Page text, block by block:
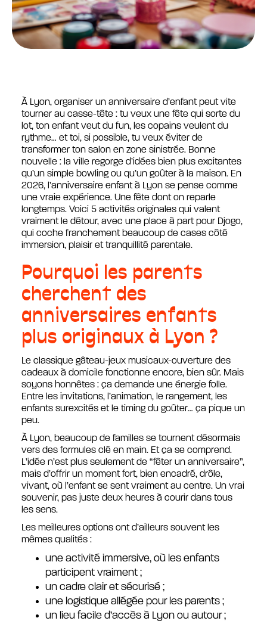
À Lyon, organiser un anniversaire d’enfant peut vite
tourner au casse-tête : tu veux une fête qui sorte du
lot, ton enfant veut du fun, les copains veulent du
rythme… et toi, si possible, tu veux éviter de
transformer ton salon en zone sinistrée. Bonne
nouvelle : la ville regorge d’idées bien plus excitantes
qu’un simple bowling ou qu’un goûter à la maison. En
2026, l’anniversaire enfant à Lyon se pense comme
une vraie expérience. Une fête dont on reparle
longtemps. Voici 5 activités originales qui valent
vraiment le détour, avec une place à part pour Djogo,
qui coche franchement beaucoup de cases côté
immersion, plaisir et tranquillité parentale.
Pourquoi les parents
cherchent des
anniversaires enfants
plus originaux à Lyon ?
Le classique gâteau-jeux musicaux-ouverture des
cadeaux à domicile fonctionne encore, bien sûr. Mais
soyons honnêtes : ça demande une énergie folle.
Entre les invitations, l’animation, le rangement, les
enfants surexcités et le timing du goûter… ça pique un
peu.
À Lyon, beaucoup de familles se tournent désormais
vers des formules clé en main. Et ça se comprend.
L’idée n’est plus seulement de “fêter un anniversaire”,
mais d’offrir un moment fort, bien encadré, drôle,
vivant, où l’enfant se sent vraiment au centre. Un vrai
souvenir, pas juste deux heures à courir dans tous
les sens.
Les meilleures options ont d’ailleurs souvent les
mêmes qualités :
une activité immersive, où les enfants
participent vraiment ;
un cadre clair et sécurisé ;
une logistique allégée pour les parents ;
un lieu facile d’accès à Lyon ou autour ;